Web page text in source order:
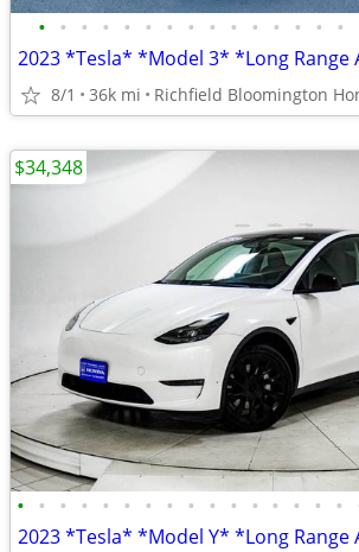
• • • • • • • • • • • • • • •
8/1 36k mi Richfield Bloomington
• • • • • • • • • • • • • • • •
$34,348